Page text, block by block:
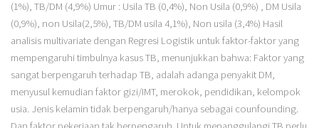
(1%), TB/DM (4,9%) Umur : Usila TB (0,4%), Non Usila (0,9%) , DM Usila
(0,9%), non Usila(2,5%), TB/DM usila 4,1%), Non usila (3,4%) Hasil
analisis multivariate dengan Regresi Logistik untuk faktor-faktor yang
mempengaruhi timbulnya kasus TB, menunjukkan bahwa: Faktor yang
sangat berpengaruh terhadap TB, adalah adanga penyakit DM,
menyusul kemudian faktor gizi/IMT, merokok, pendidikan, kelompok
usia. Jenis kelamin tidak berpengaruh/hanya sebagai counfounding.